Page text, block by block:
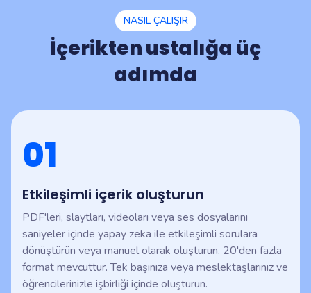
NASIL ÇALIŞIR
İçerikten ustalığa üç
adımda
01
Etkileşimli içerik oluşturun
PDF'leri, slaytları, videoları veya ses dosyalarını
saniyeler içinde yapay zeka ile etkileşimli sorulara
dönüştürün veya manuel olarak oluşturun. 20'den fazla
format mevcuttur. Tek başınıza veya meslektaşlarınız ve
öğrencilerinizle işbirliği içinde oluşturun.